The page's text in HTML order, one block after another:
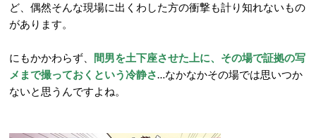
ど、偶然そんな現場に出くわした方の衝撃も計り知れないもの
があります。
にもかかわらず、 間男を土下座させた上に、その場で証拠の写
メまで撮っておくという冷静さ…なかなかその場では思いつか
ないと思うんですよね。